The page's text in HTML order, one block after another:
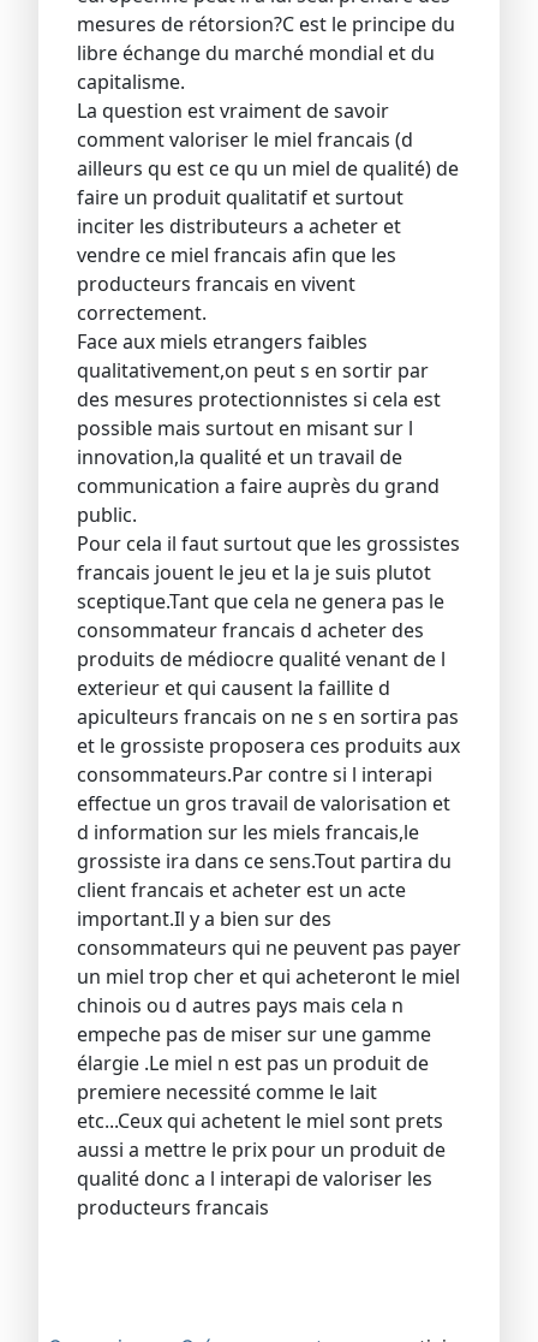
mesures de rétorsion?C est le principe du
libre échange du marché mondial et du
capitalisme.
La question est vraiment de savoir
comment valoriser le miel francais (d
ailleurs qu est ce qu un miel de qualité) de
faire un produit qualitatif et surtout
inciter les distributeurs a acheter et
vendre ce miel francais afin que les
producteurs francais en vivent
correctement.
Face aux miels etrangers faibles
qualitativement,on peut s en sortir par
des mesures protectionnistes si cela est
possible mais surtout en misant sur l
innovation,la qualité et un travail de
communication a faire auprès du grand
public.
Pour cela il faut surtout que les grossistes
francais jouent le jeu et la je suis plutot
sceptique.Tant que cela ne genera pas le
consommateur francais d acheter des
produits de médiocre qualité venant de l
exterieur et qui causent la faillite d
apiculteurs francais on ne s en sortira pas
et le grossiste proposera ces produits aux
consommateurs.Par contre si l interapi
effectue un gros travail de valorisation et
d information sur les miels francais,le
grossiste ira dans ce sens.Tout partira du
client francais et acheter est un acte
important.Il y a bien sur des
consommateurs qui ne peuvent pas payer
un miel trop cher et qui acheteront le miel
chinois ou d autres pays mais cela n
empeche pas de miser sur une gamme
élargie .Le miel n est pas un produit de
premiere necessité comme le lait
etc...Ceux qui achetent le miel sont prets
aussi a mettre le prix pour un produit de
qualité donc a l interapi de valoriser les
producteurs francais